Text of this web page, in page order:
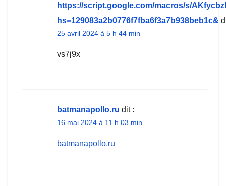
https://script.google.com/macros/s/
hs=129083a2b0776f7fba6f3a7b938beb1c&
25 avril 2024 à 5 h 44 min
vs7j9x
batmanapollo.ru dit :
16 mai 2024 à 11 h 03 min
batmanapollo.ru